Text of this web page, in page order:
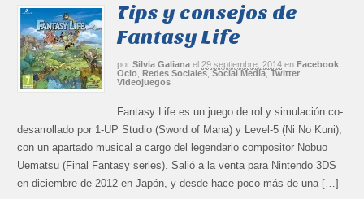
Tips y consejos de
Fantasy Life
por Silvia Galiana el 29 septiembre, 2014 en Facebook
Ocio ,Redes Sociales,Social Media,Twitter
Videojuegos
Fantasy Life es un juego de rol y simulación co-
desarrollado por 1-UP Studio (Sword of Mana) y Level-5 (Ni No Kuni),
con un apartado musical a cargo del legendario compositor Nobuo
Uematsu (Final Fantasy series). Salió a la venta para Nintendo 3DS
en diciembre de 2012 en Japón, y desde hace poco más de una […]